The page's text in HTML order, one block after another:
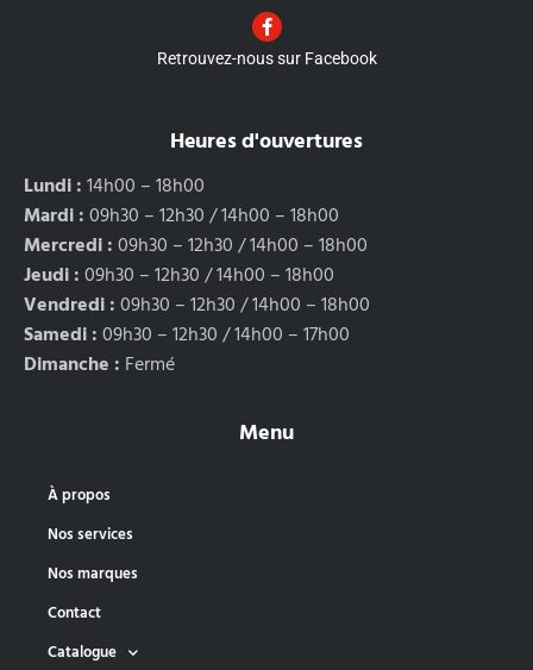
Retrouvez-nous sur Facebook
Heures d'ouvertures
Lundi :14h00 – 18h00
Mardi :09h30 – 12h30 / 14h00 – 18h00
Mercredi :09h30 – 12h30 / 14h00 – 18h00
Jeudi :09h30 – 12h30 / 14h00 – 18h00
Vendredi :09h30 – 12h30 / 14h00 – 18h00
Samedi :09h30 – 12h30 / 14h00 – 17h00
Dimanche : Fermé
Menu
À propos
Nos services
Nos marques
Contact
Catalogue